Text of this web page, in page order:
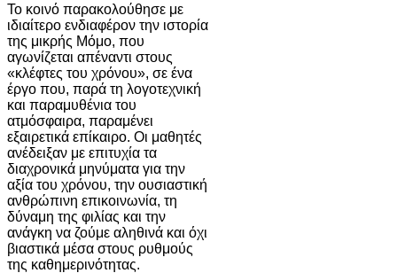
Το κοινό παρακολούθησε με
ιδιαίτερο ενδιαφέρον την ιστορία
της μικρής Μόμο, που
αγωνίζεται απέναντι στους
«κλέφτες του χρόνου», σε ένα
έργο που, παρά τη λογοτεχνική
και παραμυθένια του
ατμόσφαιρα, παραμένει
εξαιρετικά επίκαιρο. Οι μαθητές
ανέδειξαν με επιτυχία τα
διαχρονικά μηνύματα για την
αξία του χρόνου, την ουσιαστική
ανθρώπινη επικοινωνία, τη
δύναμη της φιλίας και την
ανάγκη να ζούμε αληθινά και όχι
βιαστικά μέσα στους ρυθμούς
της καθημερινότητας.